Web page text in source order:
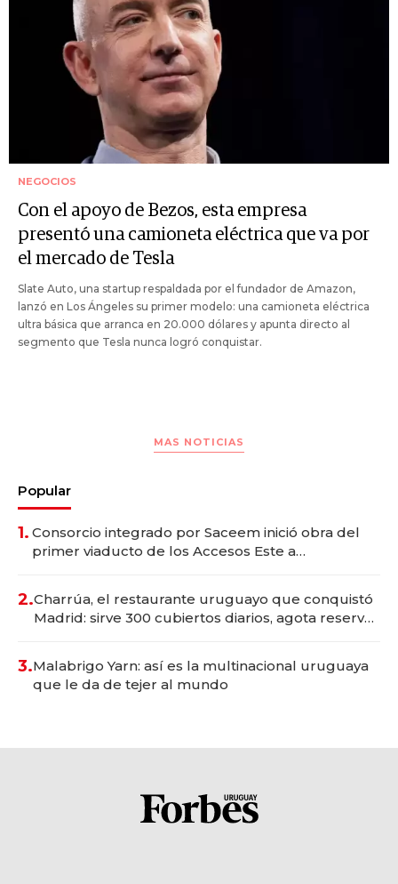
NEGOCIOS
Con el apoyo de Bezos, esta empresa
presentó una camioneta eléctrica que va por
el mercado de Tesla
Slate Auto, una startup respaldada por el fundador de Amazon,
lanzó en Los Ángeles su primer modelo: una camioneta eléctrica
ultra básica que arranca en 20.000 dólares y apunta directo al
segmento que Tesla nunca logró conquistar.
MAS NOTICIAS
Popular
1. Consorcio integrado por Saceem inició obra del
primer viaducto de los Accesos Este a
2.Charrúa, el restaurante uruguayo que conquistó
Madrid: sirve 300 cubiertos diarios, agota reservas
3.Malabrigo Yarn: así es la multinacional uruguaya
que le da de tejer al mundo